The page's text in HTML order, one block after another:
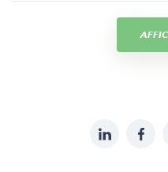
LinkedIn